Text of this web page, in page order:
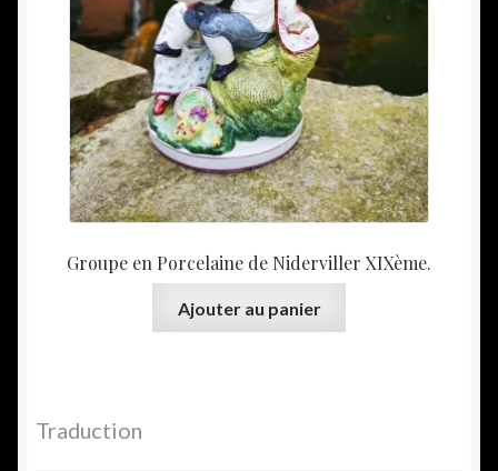
Groupe en Porcelaine de Niderviller XIXème.
Ajouter au panier
Traduction